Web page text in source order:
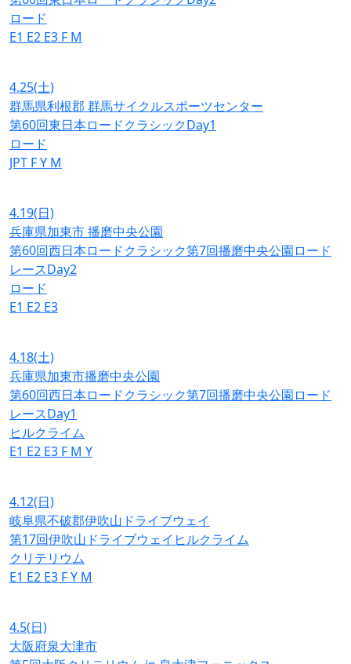
ロード
E1 E2 E3 F M
4.25(土)
群馬県利根郡 群馬サイクルスポーツセンター
第60回東日本ロードクラシックDay1
ロード
JPT FY M
4.19(日)
兵庫県加東市 播磨中央公園
第60回西日本ロードクラシック第7回播磨中央公園ロード
レースDay2
ロード
E1 E2 E3
4.18(土)
兵庫県加東市播磨中央公園
第60回西日本ロードクラシック第7回播磨中央公園ロード
レースDay1
ヒルクライム
E1 E2 E3 F M Y
4.12(日)
岐阜県不破郡伊吹山ドライブウェイ
第17回伊吹山ドライブウェイヒルクライム
クリテリウム
E1 E2 E3 FY M
4.5(日)
大阪府泉大津市